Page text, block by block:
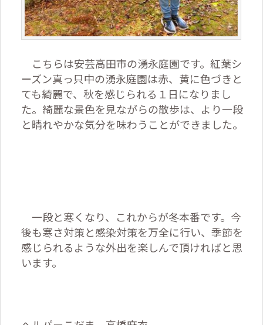
こちらは安芸高田市の湧永庭園です。紅葉シ
ーズン真っ只中の湧永庭園は赤、黄に色づきと
ても綺麗で、秋を感じられる１日になりまし
た。綺麗な景色を見ながらの散歩は、より一段
と晴れやかな気分を味わうことができました。
一段と寒くなり、これからが冬本番です。今
後も寒さ対策と感染対策を万全に行い、季節を
感じられるような外出を楽しんで頂ければと思
います。